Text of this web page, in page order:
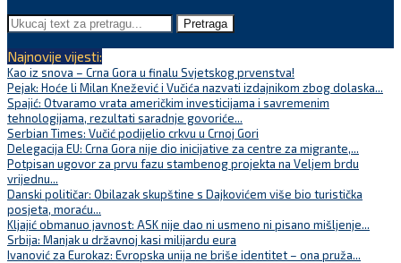
Pretraga
Najnovije vijesti:
Kao iz snova – Crna Gora u finalu Svjetskog prvenstva!
Pejak: Hoće li Milan Knežević i Vučića nazvati izdajnikom zbog dolaska...
Spajić: Otvaramo vrata američkim investicijama i savremenim
tehnologijama, rezultati saradnje govoriće...
Serbian Times: Vučić podijelio crkvu u Crnoj Gori
Delegacija EU: Crna Gora nije dio inicijative za centre za migrante,...
Potpisan ugovor za prvu fazu stambenog projekta na Veljem brdu
vrijednu...
Danski političar: Obilazak skupštine s Dajkovićem više bio turistička
posjeta, moraću...
Kljajić obmanuo javnost: ASK nije dao ni usmeno ni pisano mišljenje...
Srbija: Manjak u državnoj kasi milijardu eura
Ivanović za Eurokaz: Evropska unija ne briše identitet – ona pruža...